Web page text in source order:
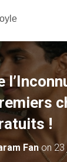
!
Fanon 23